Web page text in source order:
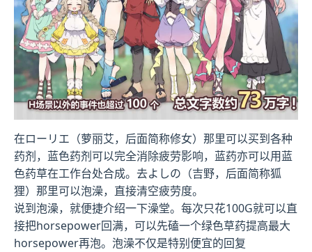
在ローリエ（萝丽艾，后面简称修女）那里可以买到各种
药剂，蓝色药剂可以完全消除疲劳影响，蓝药亦可以用蓝
色药草在工作台处合成。去よしの（吉野，后面简称狐
狸）那里可以泡澡，直接清空疲劳度。
说到泡澡，就便捷介绍一下澡堂。每次只花100G就可以直
接把horsepower回满，可以先磕一个绿色草药提高最大
horsepower再泡。泡澡不仅是特别便宜的回复